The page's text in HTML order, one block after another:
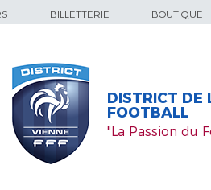
BILLETTERIE BOUTIQUE
DISTRICT DE
FOOTBALL
"La Passion du